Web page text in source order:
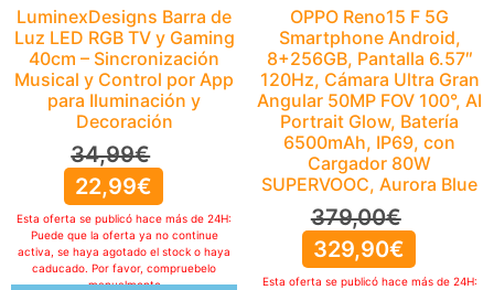
IR A OFERTA
Puede que la oferta ya no continue
activa, se haya agotado el stock o haya
caducado. Por favor, compruebelo
manualmente
OPPO Reno15 F 5G
Smartphone Android,
8+256GB, Pantalla 6.57″
120Hz, Cámara Ultra Gran
Angular 50MP FOV 100°, AI
Portrait Glow, Batería
6500mAh, IP69, con
Cargador 80W
SUPERVOOC, Aurora Blue
379,00€
329,90€
Esta oferta se publicó hace más de 24H: